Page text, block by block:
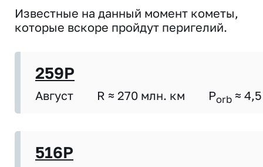
Известные на данный момент кометы,
которые вскоре пройдут перигелий.
259P
Август R ≈ 270 млн. км Porb ≈ 4,5
516P